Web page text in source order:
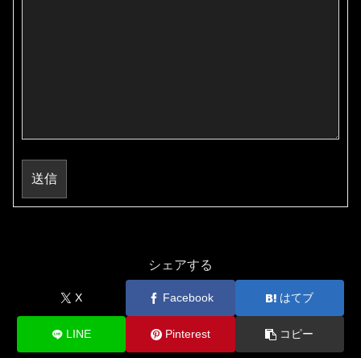
送信
シェアする
X Facebook はてブ
LINE Pinterest コピー